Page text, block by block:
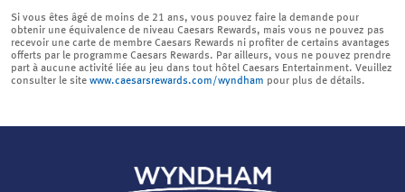
Si vous êtes âgé de moins de 21 ans, vous pouvez faire la demande pour
obtenir une équivalence de niveau Caesars Rewards, mais vous ne pouvez pas
recevoir une carte de membre Caesars Rewards ni profiter de certains avantages
offerts par le programme Caesars Rewards. Par ailleurs, vous ne pouvez prendre
part à aucune activité liée au jeu dans tout hôtel Caesars Entertainment. Veuillez
consulter le site www.caesarsrewards.com/wyndham pour plus de détails.